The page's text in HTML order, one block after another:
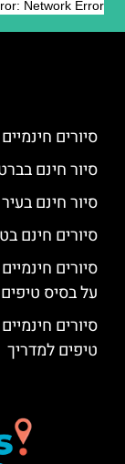
סיורים
סיור חינם
סיור חינם
סיורים חינם
על בסיס
טיפים למדריך